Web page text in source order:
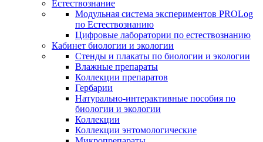
Естествознание
Модульная система экспериментов PROLog
по Естествознанию
Цифровые лаборатории по естествознанию
Кабинет биологии и экологии
Стенды и плакаты по биологии и экологии
Влажные препараты
Коллекции препаратов
Гербарии
Натурально-интерактивные пособия по
биологии и экологии
Коллекции
Коллекции энтомологические